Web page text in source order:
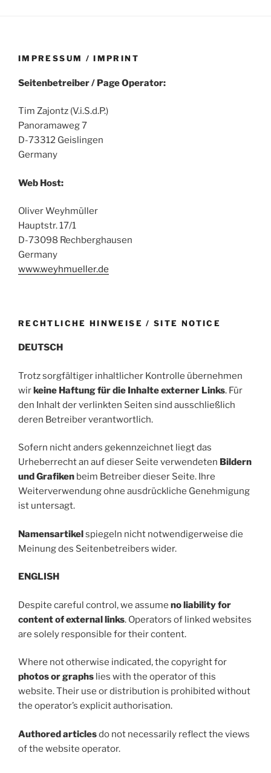
IMPRESSUM / IMPRINT
Seitenbetreiber / Page Operator:
Tim Zajontz (V.i.S.d.P.)
Panoramaweg 7
D-73312 Geislingen
Germany
Web Host:
Oliver Weyhmüller
Hauptstr. 17/1
D-73098 Rechberghausen
Germany
www.weyhmueller.de
RECHTLICHE HINWEISE / SITE NOTICE
DEUTSCH
Trotz sorgfältiger inhaltlicher Kontrolle übernehmen
wirkeine Haftung für die Inhalte externer Links. Für
den Inhalt der verlinkten Seiten sind ausschließlich
deren Betreiber verantwortlich.
Sofern nicht anders gekennzeichnet liegt das
Urheberrecht an auf dieser Seite verwendeten Bildern
und Grafiken beim Betreiber dieser Seite. Ihre
Weiterverwendung ohne ausdrückliche Genehmigung
ist untersagt.
Namensartikelspiegeln nicht notwendigerweise die
Meinung des Seitenbetreibers wider.
ENGLISH
Despite careful control, we assume no liability for
content of external links. Operators of linked websites
are solely responsible for their content.
Where not otherwise indicated, the copyright for
photos or graphs lies with the operator of this
website. Their use or distribution is prohibited without
the operator’s explicit authorisation.
Authored articlesdo not necessarily reflect the views
of the website operator.